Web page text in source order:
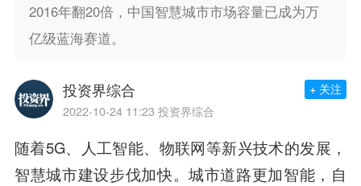
2016年翻20倍，中国智慧城市市场容量已成为万
亿级蓝海赛道。
投资界综合
2022-10-24 11:23 投资界综合
+ 关注
随着5G、人工智能、物联网等新兴技术的发展，
智慧城市建设步伐加快。城市道路更加智能，自